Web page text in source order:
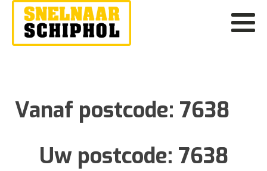
Vanaf postcode: 7638
Uw postcode: 7638